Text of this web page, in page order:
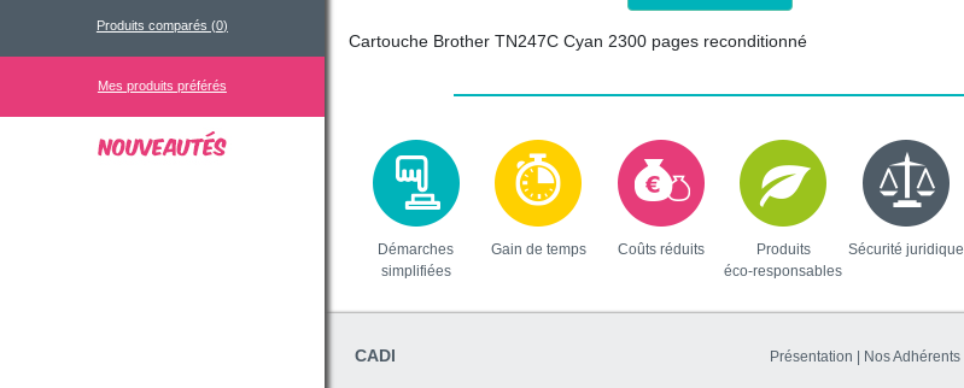
Produits comparés (0)
Mes produits préférés
Cartouche Brother TN247C Cyan 2300 pages reconditionné
Démarches
simplifiées
Gain de temps Coûts réduits
Produits
éco-responsables
Sécurité juridique
CADI Présentation Nos Adhérents